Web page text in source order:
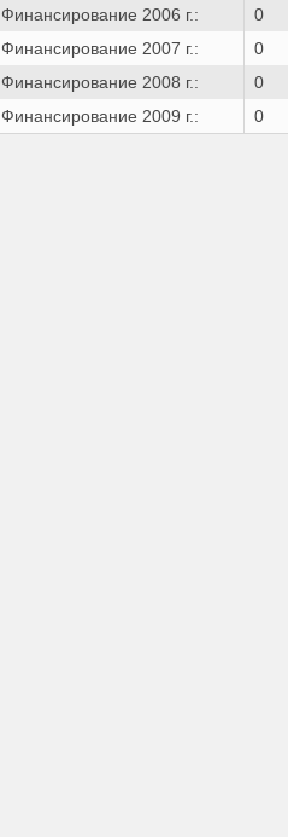
Финансирование 2006 г.:
0
Финансирование 2007 г.:
0
Финансирование 2008 г.:
0
Финансирование 2009 г.:
0